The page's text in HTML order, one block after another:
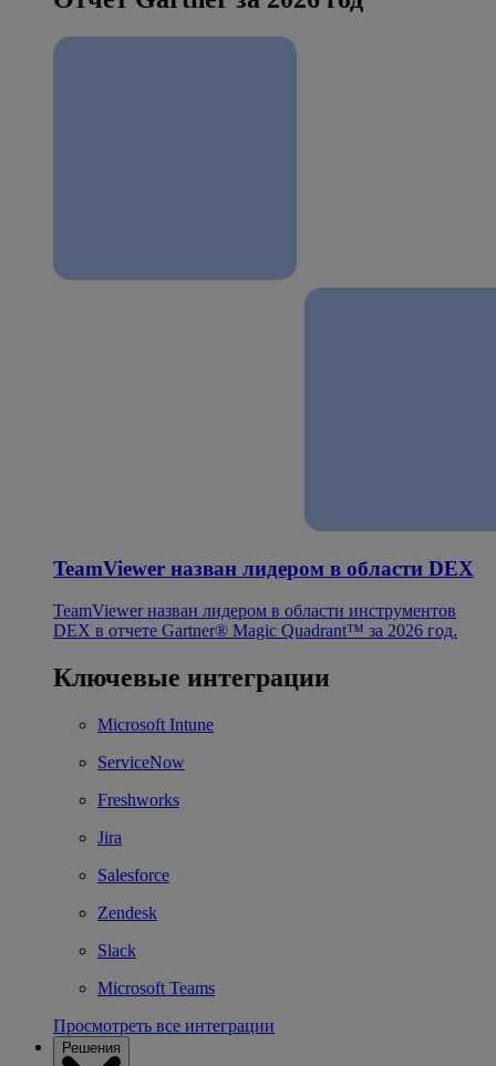
TeamViewer назван лидером в области DEX
TeamViewer назван лидером в области инструментов
DEX в отчете Gartner® Magic Quadrant™ за 2026 год.
Ключевые интеграции
Microsoft Intune
ServiceNow
Freshworks
Jira
Salesforce
Zendesk
Slack
Microsoft Teams
Просмотреть все интеграции
Решения